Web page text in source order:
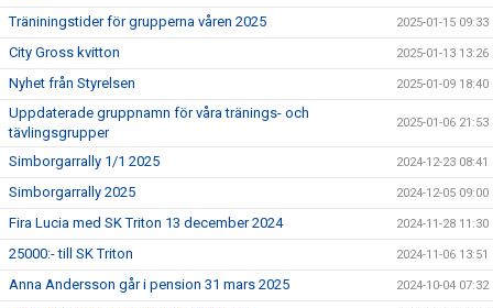
Träniningstider för grupperna våren 2025 2025-01-15 09:33
City Gross kvitton 2025-01-13 13:26
Nyhet från Styrelsen 2025-01-09 18:40
Uppdaterade gruppnamn för våra tränings- och
tävlingsgrupper
2025-01-06 21:53
Simborgarrally 1/1 2025 2024-12-23 08:41
Simborgarrally 2025 2024-12-05 09:00
Fira Lucia med SK Triton 13 december 2024 2024-11-28 11:30
25000:- till SK Triton 2024-11-06 13:51
Anna Andersson går i pension 31 mars 2025 2024-10-04 07:32